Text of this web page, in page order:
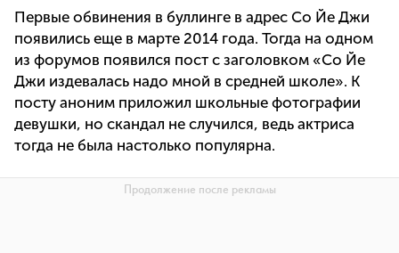
Первые обвинения в буллинге в адрес Со Йе Джи
появились еще в марте 2014 года. Тогда на одном
из форумов появился пост с заголовком «Со Йе
Джи издевалась надо мной в средней школе». К
посту аноним приложил школьные фотографии
девушки, но скандал не случился, ведь актриса
тогда не была настолько популярна.